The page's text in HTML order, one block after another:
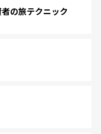
の旅テクニック